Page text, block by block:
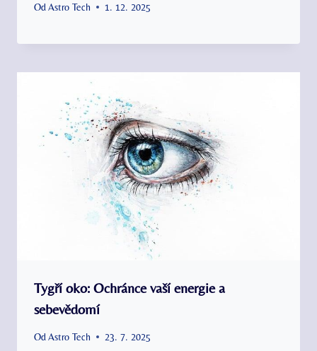
Od Astro Tech 1. 12. 2025
Tygří oko: Ochránce vaší energie a
sebevědomí
Od Astro Tech 23. 7. 2025